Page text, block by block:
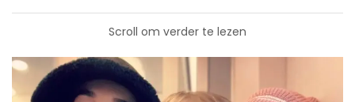
Scroll om verder te lezen